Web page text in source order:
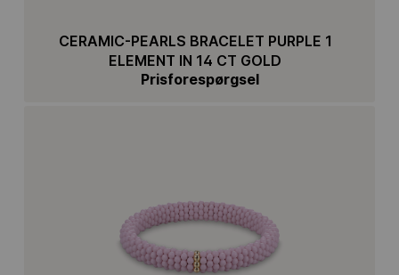
CERAMIC-PEARLS BRACELET PURPLE 1
ELEMENT IN 14 CT GOLD
Prisforespørgsel